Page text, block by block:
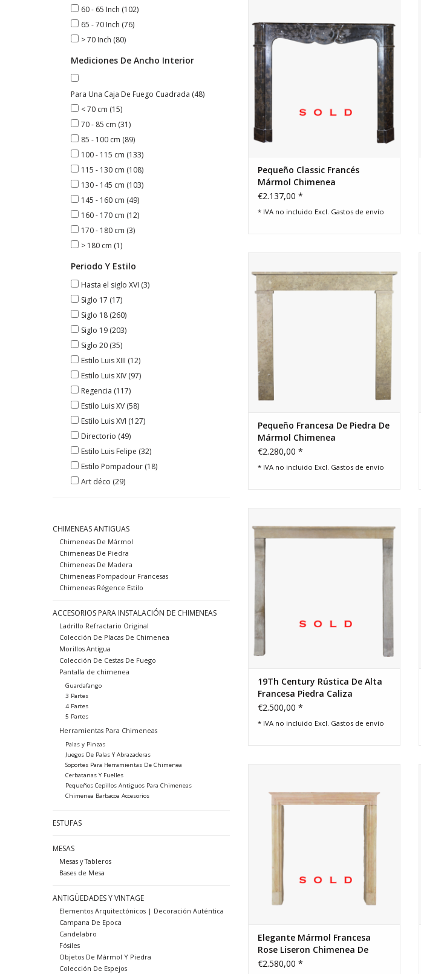
60 - 65 Inch (102)
65 - 70 Inch (76)
> 70 Inch (80)
Mediciones De Ancho Interior
Para Una Caja De Fuego Cuadrada (48)
< 70 cm (15)
70 - 85 cm (31)
85 - 100 cm (89)
100 - 115 cm (133)
115 - 130 cm (108)
130 - 145 cm (103)
145 - 160 cm (49)
160 - 170 cm (12)
170 - 180 cm (3)
> 180 cm (1)
Periodo Y Estilo
Hasta el siglo XVI (3)
Siglo 17 (17)
Siglo 18 (260)
Siglo 19 (203)
Siglo 20 (35)
Estilo Luis XIII (12)
Estilo Luis XIV (97)
Regencia (117)
Estilo Luis XV (58)
Estilo Luis XVI (127)
Directorio (49)
Estilo Luis Felipe (32)
Estilo Pompadour (18)
Art déco (29)
CHIMENEAS ANTIGUAS
Chimeneas De Mármol
Chimeneas De Piedra
Chimeneas De Madera
Chimeneas Pompadour Francesas
Chimeneas Régence Estilo
ACCESORIOS PARA INSTALACIÓN DE CHIMENEAS
Ladrillo Refractario Original
Colección De Placas De Chimenea
Morillos Antigua
Colección De Cestas De Fuego
Pantalla de chimenea
Guardafango
3 Partes
4 Partes
5 Partes
Herramientas Para Chimeneas
Palas y Pinzas
Juegos De Palas Y Abrazaderas
Soportes Para Herramientas De Chimenea
Cerbatanas Y Fuelles
Pequeños Cepillos Antiguos Para Chimeneas
Chimenea Barbacoa Accesorios
ESTUFAS
MESAS
Mesas y Tableros
Bases de Mesa
ANTIGÜEDADES Y VINTAGE
Elementos Arquitectónicos | Decoración Auténtica
Campana De Epoca
Candelabro
Fósiles
Objetos De Mármol Y Piedra
Colección De Espejos
clásico interior rústico francés.
Pequeño Classic Francés
Mármol Chimenea
€2.137,00 *
* IVA no incluido Excl. Gastos de envío
para interiores eclécticos sin tiempo.
AÑADIR A LA CESTA
Pequeño Francesa De Piedra De
Mármol Chimenea
€2.280,00 *
* IVA no incluido Excl. Gastos de envío
pieza para sala de casa de campo
rústica, ideal para una estufa de hierro
19Th Century Rústica De Alta
Francesa Piedra Caliza
Chimenea Surround
€2.500,00 *
* IVA no incluido Excl. Gastos de envío
atemporal de un concepto de interior
especie .
Elegante Mármol Francesa
Rose Liseron Chimenea De
Piedra Envolvente De La
€2.580,00 *